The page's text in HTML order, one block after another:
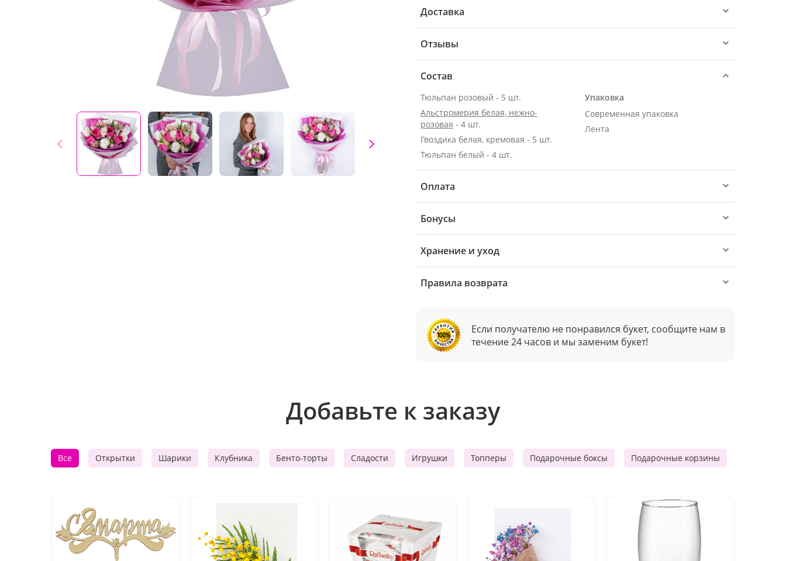
Доставка
Отзывы
Состав
Тюльпан розовый - 5 шт.
Альстромерия белая, нежно-
розовая - 4 шт.
Гвоздика белая, кремовая - 5 шт.
Тюльпан белый - 4 шт.
Упаковка
Современная упаковка
Лента
Оплата
Бонусы
Хранение и уход
Правила возврата
Если получателю не понравился букет, сообщите нам в
течение 24 часов и мы заменим букет!
Добавьте к заказу
Все Открытки Шарики Клубника Бенто-торты Сладости Игрушки Топперы Подарочные боксы Подарочные корзины